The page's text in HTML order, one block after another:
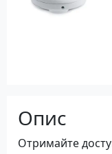
Опис
Отримайте